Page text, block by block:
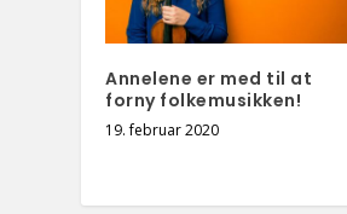
Annelene er med til at
forny folkemusikken!
19. februar 2020